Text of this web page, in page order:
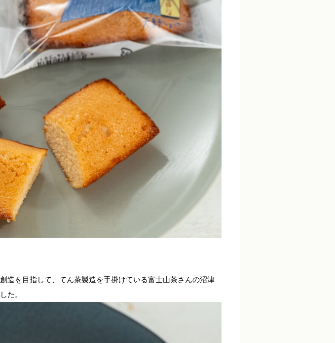
造を目指して、てん茶製造を手掛けている富士山茶さんの沼津
た。